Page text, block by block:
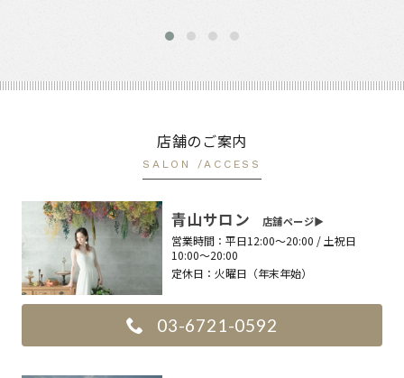
店舗のご案内
SALON /ACCESS
青山サロン 店舗ページ▶︎
営業時間： 平日12:00〜20:00 / 土祝日
10:00〜20:00
定休日： 火曜日（年末年始）
03-6721-0592